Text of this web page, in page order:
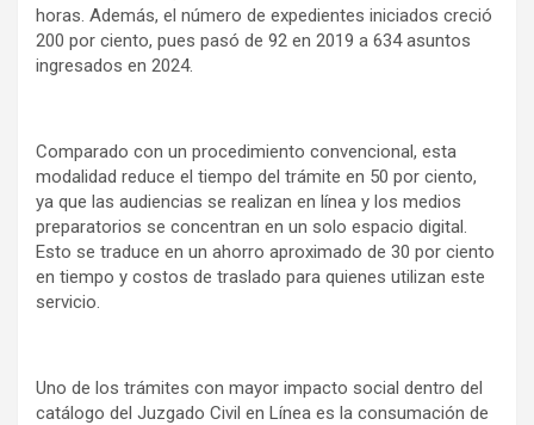
horas. Además, el número de expedientes iniciados creció
200 por ciento, pues pasó de 92 en 2019 a 634 asuntos
ingresados en 2024.
Comparado con un procedimiento convencional, esta
modalidad reduce el tiempo del trámite en 50 por ciento,
ya que las audiencias se realizan en línea y los medios
preparatorios se concentran en un solo espacio digital.
Esto se traduce en un ahorro aproximado de 30 por ciento
en tiempo y costos de traslado para quienes utilizan este
servicio.
Uno de los trámites con mayor impacto social dentro del
catálogo del Juzgado Civil en Línea es la consumación de